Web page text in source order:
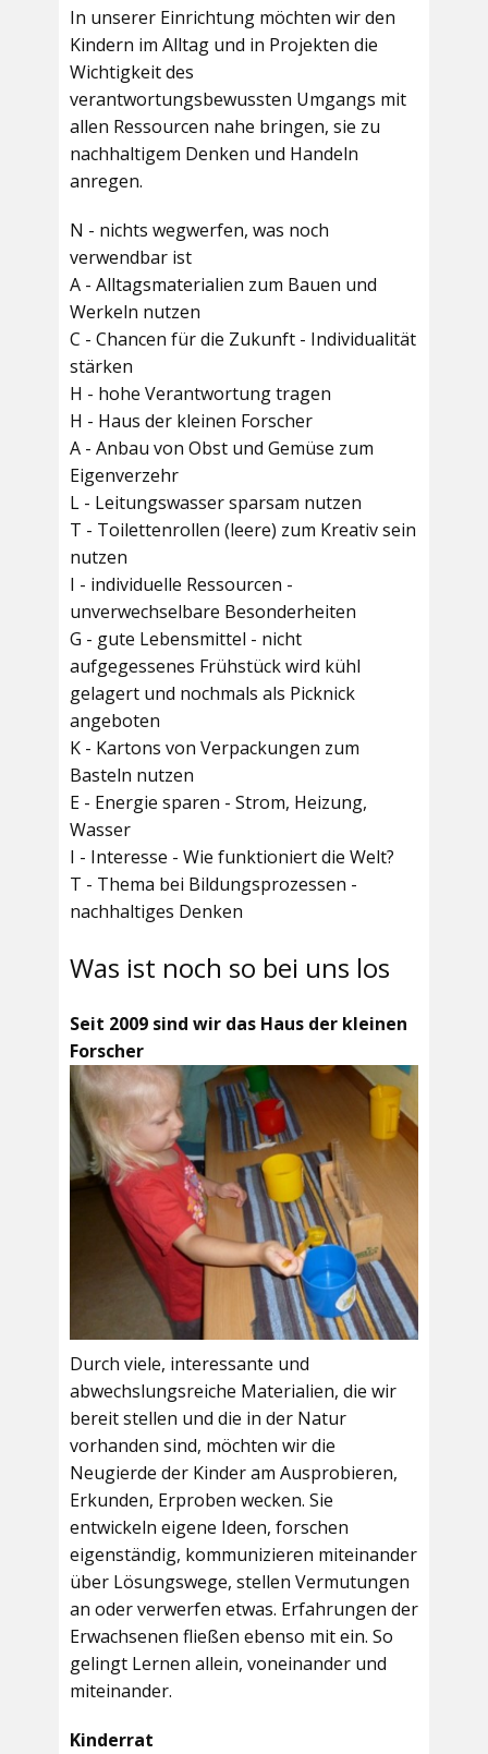
In unserer Einrichtung möchten wir den
Kindern im Alltag und in Projekten die
Wichtigkeit des
verantwortungsbewussten Umgangs mit
allen Ressourcen nahe bringen, sie zu
nachhaltigem Denken und Handeln
anregen.
N - nichts wegwerfen, was noch
verwendbar ist
A - Alltagsmaterialien zum Bauen und
Werkeln nutzen
C - Chancen für die Zukunft - Individualität
stärken
H - hohe Verantwortung tragen
H - Haus der kleinen Forscher
A - Anbau von Obst und Gemüse zum
Eigenverzehr
L - Leitungswasser sparsam nutzen
T - Toilettenrollen (leere) zum Kreativ sein
nutzen
I - individuelle Ressourcen -
unverwechselbare Besonderheiten
G - gute Lebensmittel - nicht
aufgegessenes Frühstück wird kühl
gelagert und nochmals als Picknick
angeboten
K - Kartons von Verpackungen zum
Basteln nutzen
E - Energie sparen - Strom, Heizung,
Wasser
I - Interesse - Wie funktioniert die Welt?
T - Thema bei Bildungsprozessen -
nachhaltiges Denken
Was ist noch so bei uns los
Seit 2009 sind wir das Haus der kleinen
Forscher
Durch viele, interessante und
abwechslungsreiche Materialien, die wir
bereit stellen und die in der Natur
vorhanden sind, möchten wir die
Neugierde der Kinder am Ausprobieren,
Erkunden, Erproben wecken. Sie
entwickeln eigene Ideen, forschen
eigenständig, kommunizieren miteinander
über Lösungswege, stellen Vermutungen
an oder verwerfen etwas. Erfahrungen der
Erwachsenen fließen ebenso mit ein. So
gelingt Lernen allein, voneinander und
miteinander.
Kinderrat